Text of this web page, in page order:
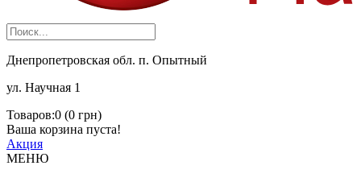
Днепропетровская обл. п. Опытный
ул. Научная 1
Товаров:0 (0 грн)
Ваша корзина пуста!
Акция
МЕНЮ